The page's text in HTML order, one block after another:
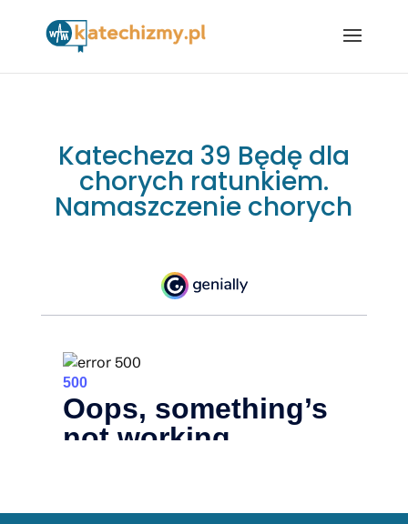
Katecheza 39 Będę dla
chorych ratunkiem.
Namaszczenie chorych